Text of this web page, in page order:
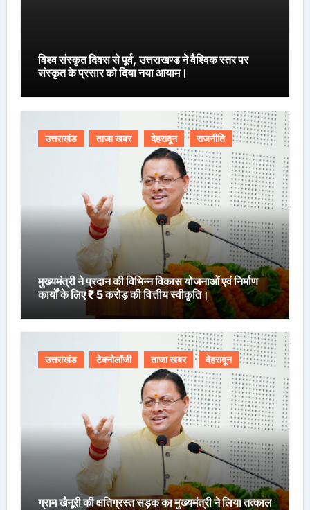
विश्व संस्कृत दिवस से पूर्व, उत्तराखण्ड ने वैश्विक स्तर पर
संस्कृत के प्रसार को दिया नया आयाम।
उत्तराखंड ताजा खबर देहरादून राजनीति
मुख्यमंत्री ने प्रदान की विभिन्न विकास योजनाओं एवं निर्माण
कार्यों के लिए ₹ 5 करोड़ की वित्तीय स्वीकृति।
उत्तराखंड टेक्नोलॉजी ताजा खबर देहरादून
ग्राम खैनूरी की क्षतिग्रस्त सड़क का मुख्यमंत्री ने लिया तत्काल